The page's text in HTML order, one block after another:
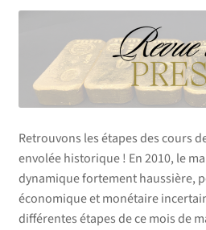
Retrouvons les étapes des cours
envolée historique ! En 2010, le
dynamique fortement haussière,
économique et monétaire
différentes étapes de ce mois de